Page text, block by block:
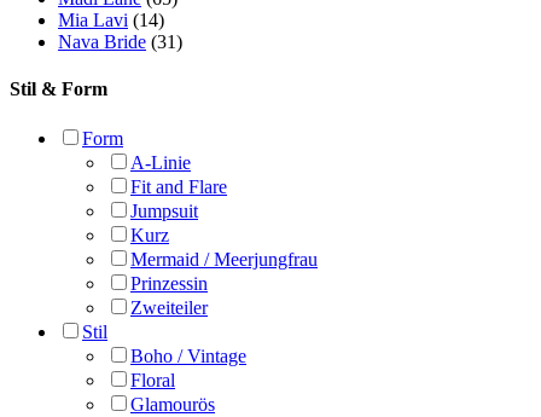
Mia Lavi (14)
Nava Bride (31)
Stil & Form
Form
A-Linie
Fit and Flare
Jumpsuit
Kurz
Mermaid / Meerjungfrau
Prinzessin
Zweiteiler
Stil
Boho / Vintage
Floral
Glamourös